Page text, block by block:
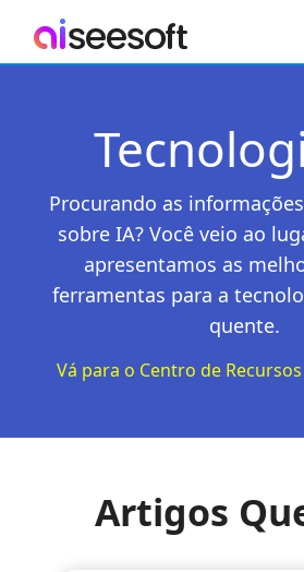
Procurando as
sobre IA? Você veio ao
apresentamos as
ferramentas para a
quente.
Vá para o Centro de
Artigos